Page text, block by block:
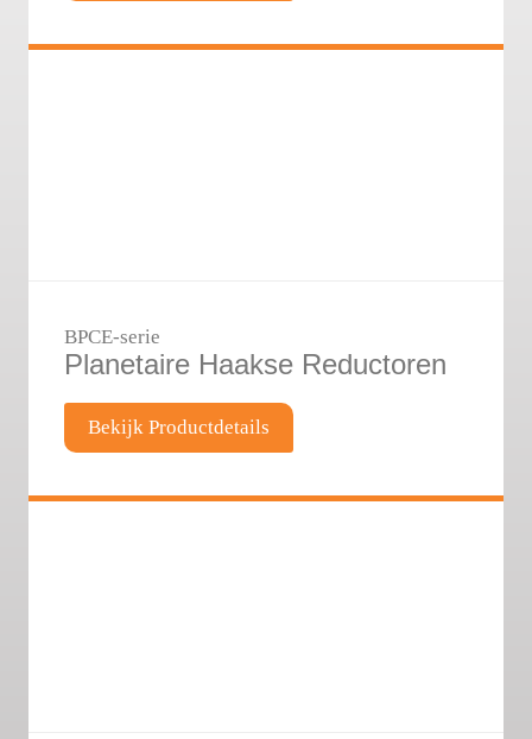
BPCE-serie
Planetaire Haakse Reductoren
Bekijk Productdetails